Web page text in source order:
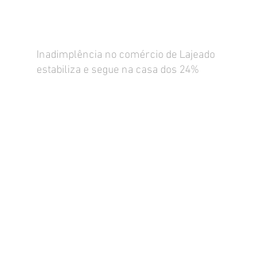
Inadimplência no comércio de Lajeado
estabiliza e segue na casa dos 24%